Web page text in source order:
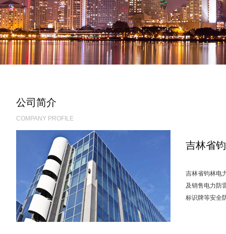
公司简介
COMPANY PROFILE
吉林省
吉林省钧林电
及销售电力防
标识牌等安全